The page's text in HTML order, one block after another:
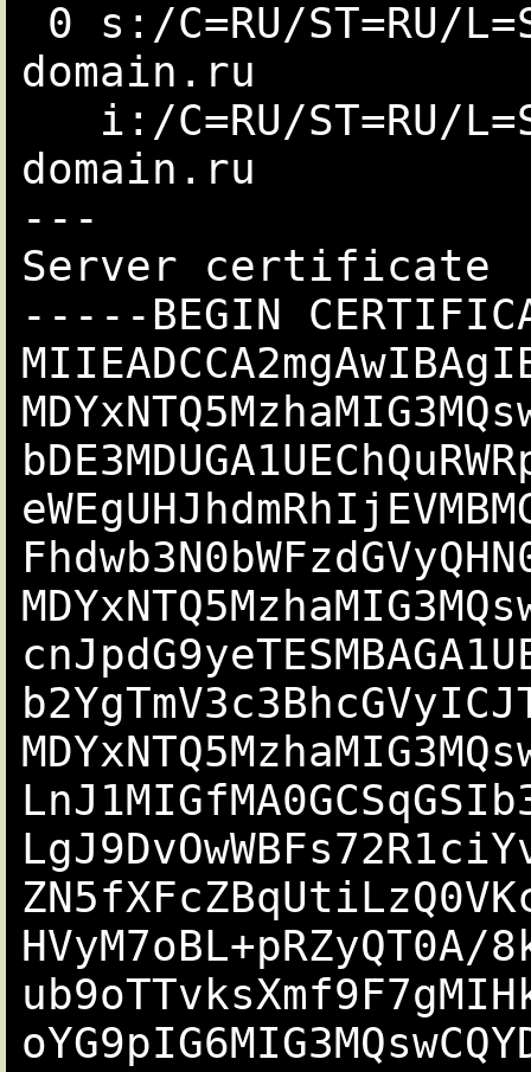
domain.ru
domain.ru
---
Server certificate
-----BEGIN
HVyM7oBL+pRZyQT0A/